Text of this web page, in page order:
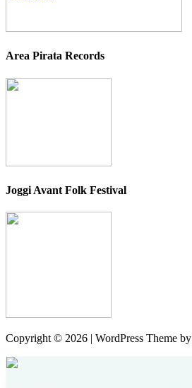
Area Pirata Records
Joggi Avant Folk Festival
Copyright © 2026 | WordPress Theme by